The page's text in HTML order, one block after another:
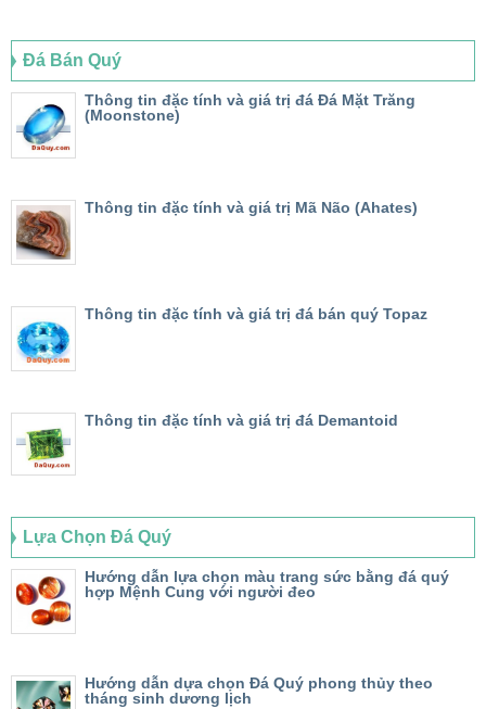
Đá Bán Quý
Thông tin đặc tính và giá trị đá Đá Mặt Trăng
(Moonstone)
Thông tin đặc tính và giá trị Mã Não (Ahates)
Thông tin đặc tính và giá trị đá bán quý Topaz
Thông tin đặc tính và giá trị đá Demantoid
Lựa Chọn Đá Quý
Hướng dẫn lựa chọn màu trang sức bằng đá quý
hợp Mệnh Cung với người đeo
Hướng dẫn dựa chọn Đá Quý phong thủy theo
tháng sinh dương lịch